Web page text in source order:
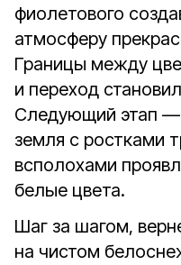
фиолетового
атмосферу
Границы между
и переход
Следующий этап —
земля с ростками
всполохами
белые цвета.
Шаг за шагом,
на чистом